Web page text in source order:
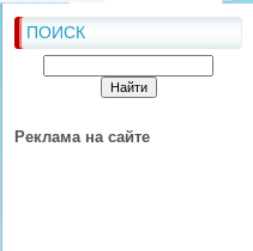
ПОИСК
Реклама на сайте